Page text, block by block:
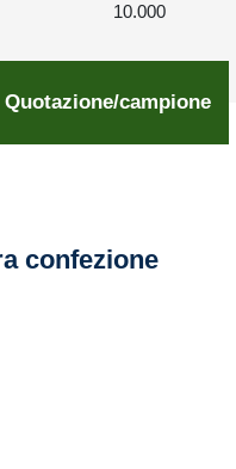
10.000
Quotazione/campione
confezione